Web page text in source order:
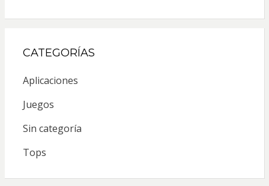
CATEGORÍAS
Aplicaciones
Juegos
Sin categoría
Tops